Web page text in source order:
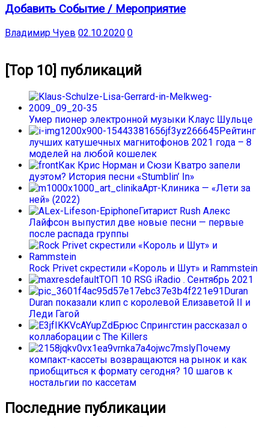
Добавить Событие / Мероприятие
Владимир Чуев 02.10.2020 0
[Top 10] публикаций
Умер пионер электронной музыки Клаус Шульце
Рейтинг
лучших катушечных магнитофонов 2021 года – 8
моделей на любой кошелек
Как Крис Норман и Сюзи Кватро запели
дуэтом? История песни «Stumblin’ In»
Арт-Клиника — «Лети за
ней» (2022)
Гитарист Rush Алекс
Лайфсон выпустил две новые песни — первые
после распада группы
Rock Privet скрестили «Король и Шут» и Rammstein
ТОП 10 RSG iRadio . Сентябрь 2021
Duran
Duran показали клип с королевой Елизаветой II и
Леди Гагой
Брюс Спрингстин рассказал о
коллаборации с The Killers
Почему
компакт-кассеты возвращаются на рынок и как
приобщиться к формату сегодня? 10 шагов к
ностальгии по кассетам
Последние публикации